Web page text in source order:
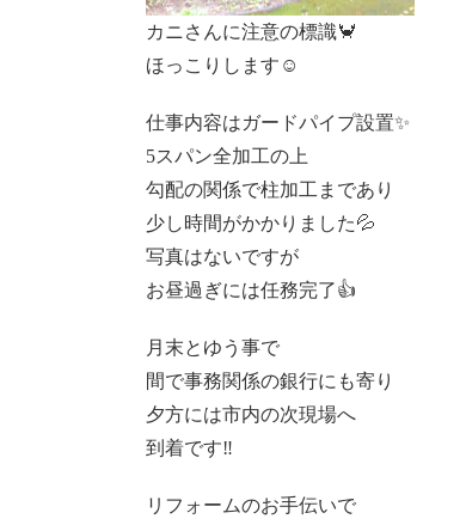
カニさんに注意の標識🦀
ほっこりします☺️
仕事内容はガードパイプ設置✨
5スパン全加工の上
勾配の関係で柱加工まであり
少し時間がかかりました💦
写真はないですが
お昼過ぎには任務完了👍
月末とゆう事で
間で事務関係の銀行にも寄り
夕方には市内の次現場へ
到着です‼️
リフォームのお手伝いで